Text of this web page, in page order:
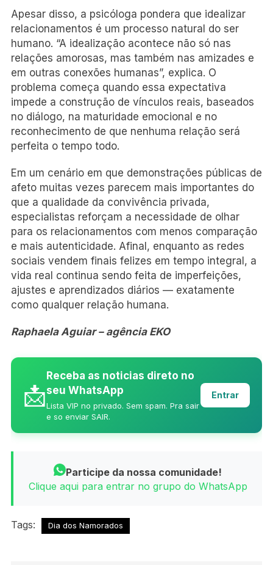
Apesar disso, a psicóloga pondera que idealizar
relacionamentos é um processo natural do ser
humano. “A idealização acontece não só nas
relações amorosas, mas também nas amizades e
em outras conexões humanas”, explica. O
problema começa quando essa expectativa
impede a construção de vínculos reais, baseados
no diálogo, na maturidade emocional e no
reconhecimento de que nenhuma relação será
perfeita o tempo todo.
Em um cenário em que demonstrações públicas de
afeto muitas vezes parecem mais importantes do
que a qualidade da convivência privada,
especialistas reforçam a necessidade de olhar
para os relacionamentos com menos comparação
e mais autenticidade. Afinal, enquanto as redes
sociais vendem finais felizes em tempo integral, a
vida real continua sendo feita de imperfeições,
ajustes e aprendizados diários — exatamente
como qualquer relação humana.
Raphaela Aguiar – agência EKO
📩
Receba as noticias direto no
seu WhatsApp
Lista VIP no privado. Sem spam. Pra sair
e so enviar SAIR.
Entrar
Participe da nossa comunidade!
Clique aqui para entrar no grupo do WhatsApp
Tags: Dia dos Namorados